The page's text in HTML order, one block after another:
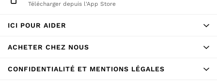
Télécharger depuis l'App Store
ICI POUR AIDER
ACHETER CHEZ NOUS
CONFIDENTIALITÉ ET MENTIONS LÉGALES